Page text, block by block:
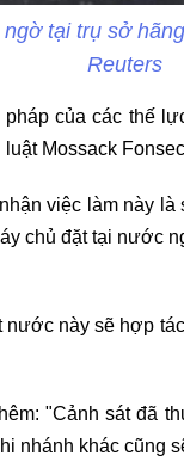
tại trụ sở
Reuters
của các thế
Mossack
việc làm này
chủ đặt tại nước
nước này sẽ hợp
"Cảnh sát đã
nhánh khác cũng